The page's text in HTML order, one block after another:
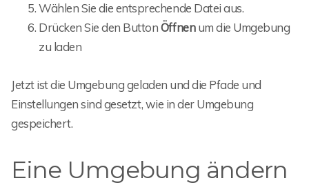
Wählen Sie die entsprechende Datei aus.
Drücken Sie den ButtonÖffnenum die Umgebung
zu laden
Jetzt ist die Umgebung geladen und die Pfade und
Einstellungen sind gesetzt, wie in der Umgebung
gespeichert.
Eine Umgebung ändern